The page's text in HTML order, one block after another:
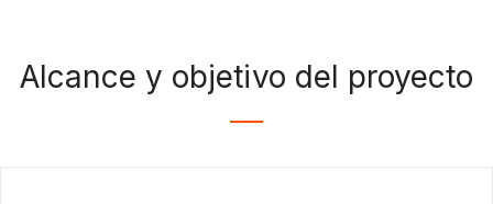
Alcance y objetivo del proyecto